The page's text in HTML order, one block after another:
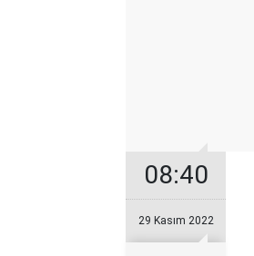
08:40
29 Kasım 2022